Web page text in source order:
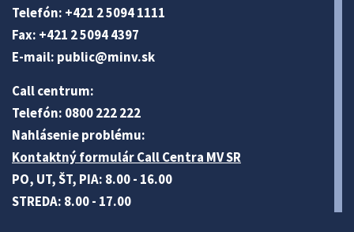
Telefón: +421 2 5094 1111
Fax: +421 2 5094 4397
E-mail: public@minv.sk
Call centrum:
Telefón: 0800 222 222
Nahlásenie problému:
Kontaktný formulár Call Centra MV SR
PO, UT, ŠT, PIA: 8.00 - 16.00
STREDA: 8.00 - 17.00